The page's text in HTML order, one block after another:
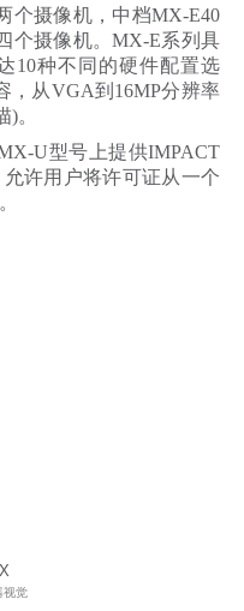
个摄像机，中档MX-E40
个摄像机。MX-E系列具
10种不同的硬件配置选
，从VGA到16MP分辨率
。
U型号上提供IMPACT
许用户将许可证从一个
视觉